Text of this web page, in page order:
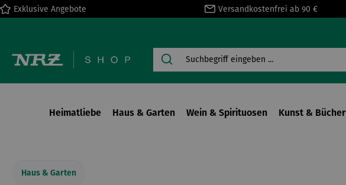
Zur Hauptnavigation springen
Exklusive Angebote Versandkostenfrei ab 90 €
Heimatliebe Haus & Garten Wein & Spirituosen Kunst & Bücher
Haus & Garten